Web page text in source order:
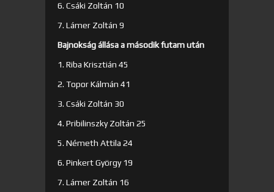
6. Csáki Zoltán 10
7. Lámer Zoltán 9
Bajnokság állása a második futam után
1. Riba Krisztián 45
2. Topor Kálmán 41
3. Csáki Zoltán 30
4. Pribilinszky Zoltán 25
5. Németh Attila 24
6. Pinkert György 19
7. Lámer Zoltán 16